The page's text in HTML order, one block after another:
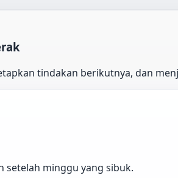
tindakan berikutnya, dan
setelah minggu yang sibuk.